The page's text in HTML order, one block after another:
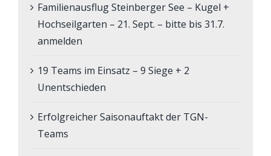
Familienausflug Steinberger See – Kugel +
Hochseilgarten – 21. Sept. – bitte bis 31.7.
anmelden
19 Teams im Einsatz – 9 Siege + 2
Unentschieden
Erfolgreicher Saisonauftakt der TGN-
Teams